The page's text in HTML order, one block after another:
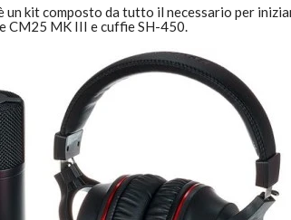
un kit composto da tutto il necessario per
CM25 MK III e cuffie SH-450.